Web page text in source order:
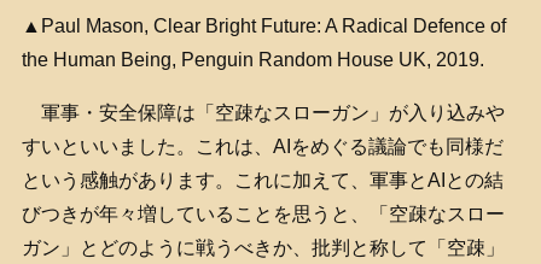
▲Paul Mason, Clear Bright Future: A Radical Defence of
the Human Being, Penguin Random House UK, 2019.
軍事・安全保障は「空疎なスローガン」が入り込みや
すいといいました。これは、AIをめぐる議論でも同様だ
という感触があります。これに加えて、軍事とAIとの結
びつきが年々増していることを思うと、「空疎なスロー
ガン」とどのように戦うべきか、批判と称して「空疎」